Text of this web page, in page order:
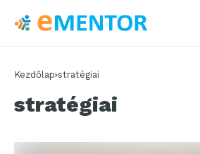
Kezdőlap stratégiai
stratégiai